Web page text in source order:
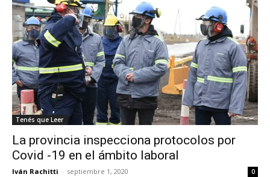
Tenés que Leer
La provincia inspecciona protocolos por
Covid -19 en el ámbito laboral
Iván Rachitti - septiembre 1, 2020 0